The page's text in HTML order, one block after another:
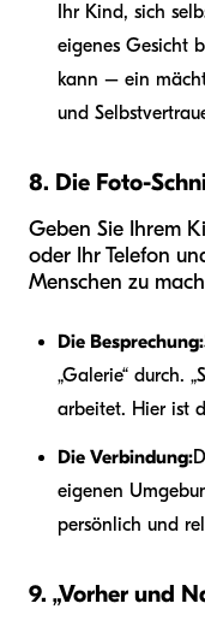
Ihr Kind, sich
eigenes Gesicht
kann – ein
und
8. Die Foto-
Geben Sie Ihrem
oder Ihr Telefon
Menschen zu
Die Besprechung:
„Galerie“ durch.
arbeitet. Hier ist
Die Verbindung:
eigenen
persönlich und
9. „Vorher und